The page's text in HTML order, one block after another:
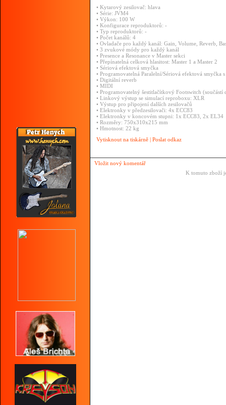
• Kytarový zesilovač: hlava
• Série: JVM4
• Výkon: 100 W
• Konfigurace reproduktorů: -
• Typ reproduktorů: -
• Počet kanálů: 4
• Ovladače pro každý kanál: Gain, Volume, Reverb,
• 3 zvukové módy pro každý kanál
• Presence a Resonance v Master sekci
• Přepínatelná celková hlasitost: Master 1 a Master 2
• Sériová efektová smyčka
• Programovatelná Paralelní/Sériová efektová smyčka
• Digitální reverb
• MIDI
• Programovatelný šestitlačítkový Footswitch (součástí
• Linkový výstup se simulací reproboxu: XLR
• Výstup pro připojení dalších zesilovačů
• Elektronky v předzesilovači: 4x ECC83
• Elektronky v koncovém stupni: 1x ECC83, 2x EL34
• Rozměry: 750x310x215 mm
• Hmotnost: 22 kg
Vytisknout na tiskárně | Poslat odkaz
Vložit nový komentář
K tomuto zboží